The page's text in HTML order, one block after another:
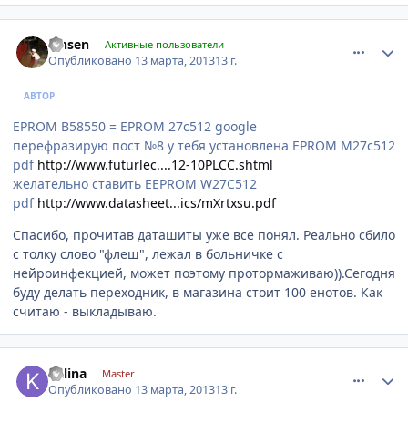
lansen Активные пользователи
Опубликовано 13 марта, 201313 г.
АВТОР
EPROM В58550 = EPROM 27c512 google
перефразирую пост №8 у тебя установлена EPROM M27c512
pdf http://www.futurlec....12-10PLCC.shtml
желательно ставить EEPROM W27C512
pdf http://www.datasheet...ics/mXrtxsu.pdf
Спасибо, прочитав даташиты уже все понял. Реально сбило
с толку слово "флеш", лежал в больничке с
нейроинфекцией, может поэтому протормаживаю)).Сегодня
буду делать переходник, в магазина стоит 100 енотов. Как
считаю - выкладываю.
kalina Master
Опубликовано 13 марта, 201313 г.